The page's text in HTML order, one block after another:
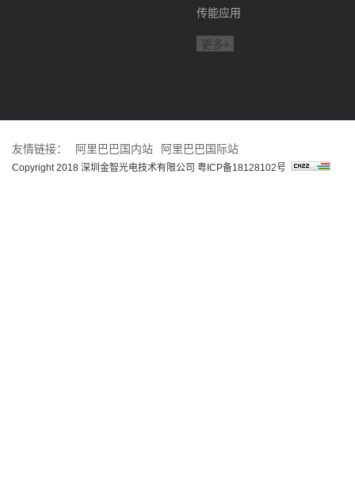
传能应用
更多+
友情链接： 阿里巴巴国内站 阿里巴巴国际站
Copyright 2018 深圳金智光电技术有限公司 粤ICP备18128102号